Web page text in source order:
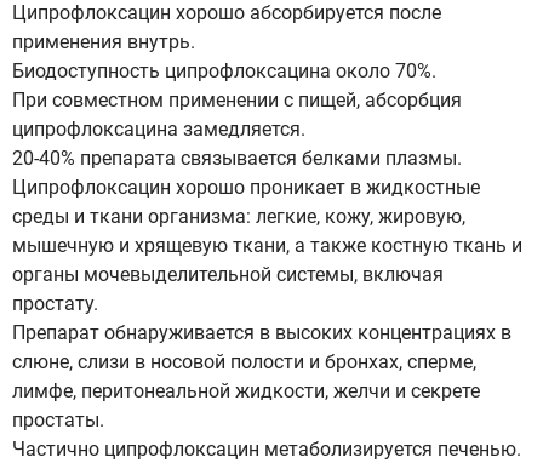
Ципрофлоксацин хорошо абсорбируется после
применения внутрь.
Биодоступность ципрофлоксацина около 70%.
При совместном применении с пищей, абсорбция
ципрофлоксацина замедляется.
20-40% препарата связывается белками плазмы.
Ципрофлоксацин хорошо проникает в жидкостные
среды и ткани организма: легкие, кожу, жировую,
мышечную и хрящевую ткани, а также костную ткань и
органы мочевыделительной системы, включая
простату.
Препарат обнаруживается в высоких концентрациях в
слюне, слизи в носовой полости и бронхах, сперме,
лимфе, перитонеальной жидкости, желчи и секрете
простаты.
Частично ципрофлоксацин метаболизируется печенью.